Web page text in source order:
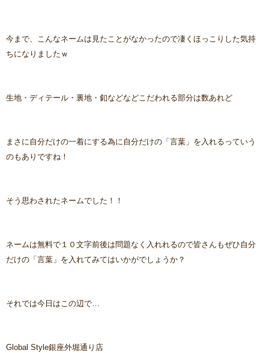
今まで、こんなネームは見たことがなかったので凄くほっこりした気持
ちになりましたｗ
生地・ディテール・裏地・釦などなどこだわれる部分は数あれど
まさに自分だけの一着にする為に自分だけの「言葉」を入れるっていう
のもありですね！
そう思わされたネームでした！！
ネームは無料で１０文字前後は問題なく入れれるので皆さんもぜひ自分
だけの「言葉」を入れてみてはいかがでしょうか？
それでは今日はこの辺で…
Global Style銀座外堀通り店